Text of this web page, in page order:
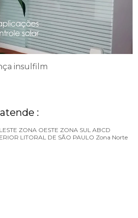
insulfilm
:
ZONA OESTE ZONA SUL ABCD
LITORAL DE SÃO PAULO Zona Norte